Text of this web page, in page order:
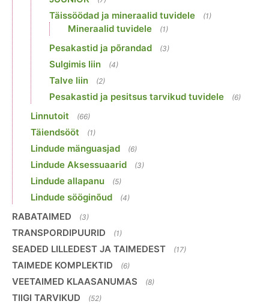
Täissöödad ja mineraalid tuvidele (1)
Mineraalid tuvidele (1)
Pesakastid ja põrandad (3)
Sulgimis liin (4)
Talve liin (2)
Pesakastid ja pesitsus tarvikud tuvidele (6)
Linnutoit (66)
Täiendsööt (1)
Lindude mänguasjad (6)
Lindude Aksessuaarid (3)
Lindude allapanu (5)
Lindude sööginõud (4)
RABATAIMED (3)
TRANSPORDIPUURID (1)
SEADED LILLEDEST JA TAIMEDEST (17)
TAIMEDE KOMPLEKTID (6)
VEETAIMED KLAASANUMAS (8)
TIIGI TARVIKUD (52)